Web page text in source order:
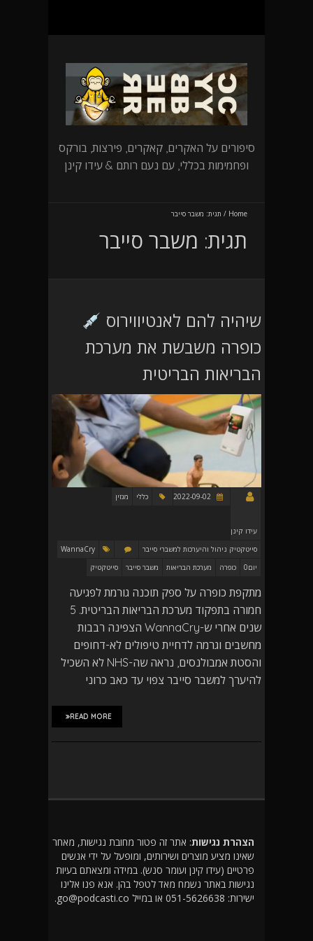
סיפורים על האקרים, קאקרים, פירצות, בורקס
ופחמימות בכללי, עם נעם רותם & עידו קינן
Home
/ תגית: משבר סייבר
תגית: משבר סייבר
שיהיה להם לאנטיווירוס
כופרה משבשת את מערכת
הבריאות הבריטית
עידו קינן
כללי מגזין
סייטקטיק ניהול והיערכות למשברי סייבר
WannaCry
יום0
כופרה מערכת הבריאות משבר סייבר סייטקטיק
מתקפת כופרה על ספק תוכנה גורמת לפגיעה
חמורה בתפקוד מערכת הבריאות הבריטית. 5
שנים אחרי ש-WannaCry הצפינה רבבות
מחשבים וגרמה לדחיית טיפולים לא-דחופים
והסטת אמבולנסים, נראה שה-NHS לא השכיל
להיערך למשבר סייבר צפוי עד כאב כרוני
READ MORE
הצהרת נגישות: אתר זה פטור מחובת נגישות, מאחר
שאינו מציע מוצרים ושירותים, ומופעל על ידי אנשים
פרטיים (עידו קינן ועומר סנש). במידה ומצאתם בעיות
נגישות באתר נשמח מאד לטפל בהן. אנא פנו אלינו
ישירות: 051-5626638 או במייל go@podcasti.co.